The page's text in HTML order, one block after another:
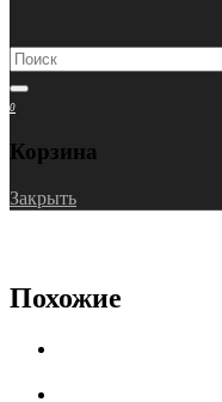
0
Корзина
Закрыть
Похожие